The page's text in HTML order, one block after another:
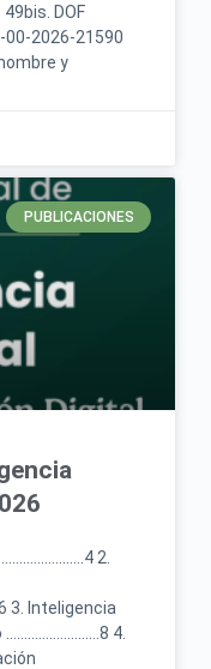
DOF
2026-21590
y
PUBLICACIONES
2.
Inteligencia
……………………..8 4.